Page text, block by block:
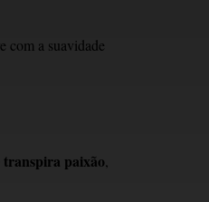
com a suavidade
paixão